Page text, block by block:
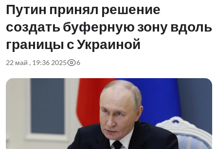
Путин принял решение
создать буферную зону вдоль
границы с Украиной
22 май , 19:36 2025 6